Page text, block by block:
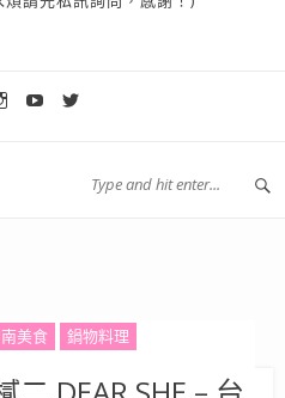
美食 鍋物料理